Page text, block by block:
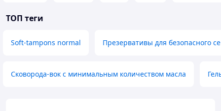
ТОП теги
Soft-tampons normal Презервативы для безопасного
Сковорода-вок с минимальным количеством масла